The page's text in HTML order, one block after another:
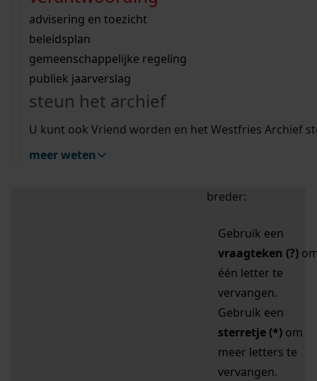
bouwvergunningen
omgevingsvergunningen
vergunningen
beeld en geluid
uitleg nodig?
Wij helpen u op weg met een aantal zoektips.
bekijk alle zoektips
Wij helpen u op weg met een aantal zoektips.
bekijk alle zoektips
bekijk ons geschiedenislokaal
advisering en toezicht
beleidsplan
gemeenschappelijke regeling
publiek jaarverslag
steun het archief
U kunt ook Vriend worden en het Westfries Archief
meer weten
zoektips
Mijn Studiezaal (inloggen)
uw zoekopdracht te
breder:
Gebruik een
vraagteken (?)
één letter te
vervangen.
Gebruik een
sterretje (*) om
meer letters te
vervangen.